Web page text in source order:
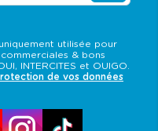
utilisée pour
& bons
INTERCITES et OUIGO.
de vos données